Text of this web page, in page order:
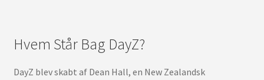
Hvem Står Bag DayZ?
DayZ blev skabt af Dean Hall, en New Zealandsk